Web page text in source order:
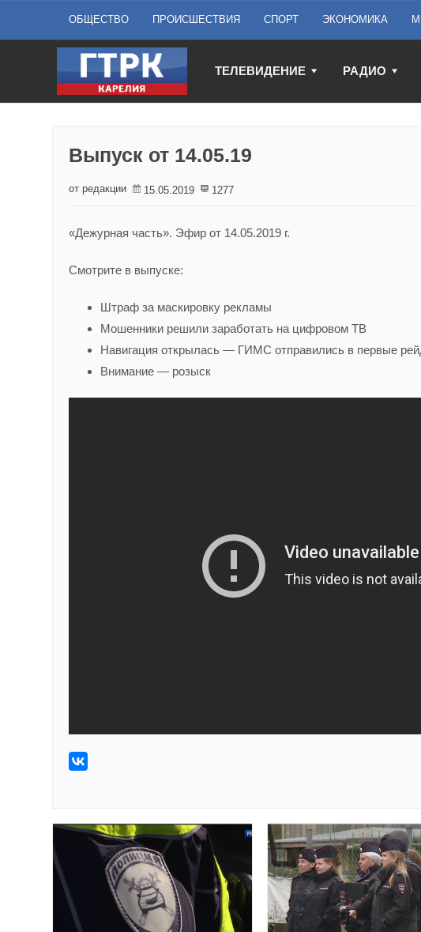
ОБЩЕСТВО ПРОИСШЕСТВИЯ СПОРТ ЭКОНОМИКА
ТЕЛЕВИДЕНИЕ РАДИО
Выпуск от 14.05.19
от редакции 15.05.2019 1277
«Дежурная часть». Эфир от 14.05.2019 г.
Смотрите в выпуске:
Штраф за маскировку рекламы
Мошенники решили заработать на цифровом ТВ
Навигация открылась — ГИМС отправились в первые
Внимание — розыск